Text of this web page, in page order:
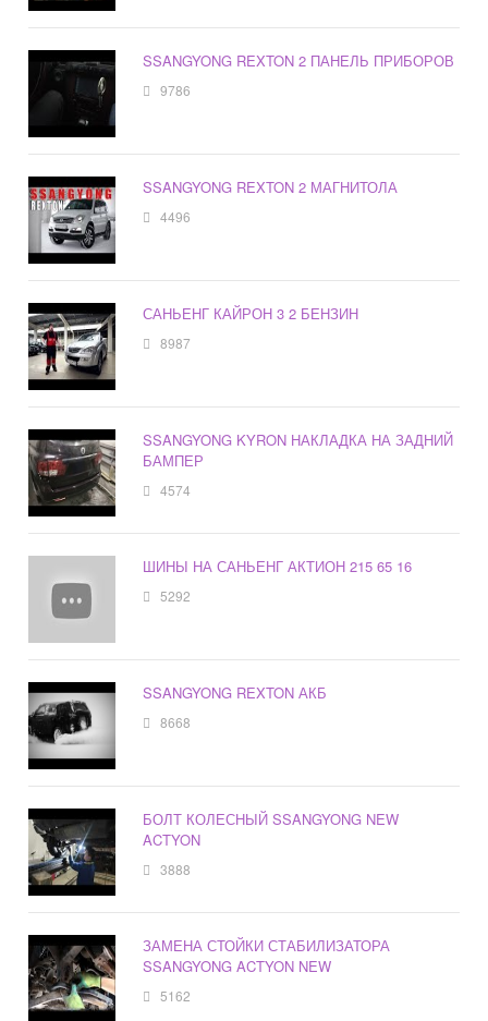
SSANGYONG REXTON 2 ПАНЕЛЬ ПРИБОРОВ
9786
SSANGYONG REXTON 2 МАГНИТОЛА
4496
САНЬЕНГ КАЙРОН 3 2 БЕНЗИН
8987
SSANGYONG KYRON НАКЛАДКА НА ЗАДНИЙ
БАМПЕР
4574
ШИНЫ НА САНЬЕНГ АКТИОН 215 65 16
5292
SSANGYONG REXTON АКБ
8668
БОЛТ КОЛЕСНЫЙ SSANGYONG NEW
ACTYON
3888
ЗАМЕНА СТОЙКИ СТАБИЛИЗАТОРА
SSANGYONG ACTYON NEW
5162